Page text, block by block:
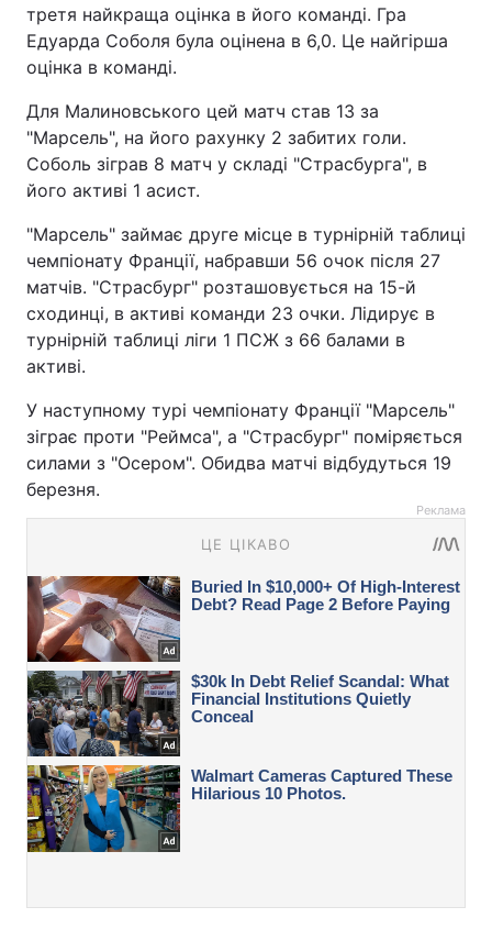
третя найкраща оцінка в його команді. Гра
Едуарда Соболя була оцінена в 6,0. Це найгірша
оцінка в команді.
Для Малиновського цей матч став 13 за
"Марсель", на його рахунку 2 забитих голи.
Соболь зіграв 8 матч у складі "Страсбурга", в
його активі 1 асист.
"Марсель" займає друге місце в турнірній таблиці
чемпіонату Франції, набравши 56 очок після 27
матчів. "Страсбург" розташовується на 15-й
сходинці, в активі команди 23 очки. Лідирує в
турнірній таблиці ліги 1 ПСЖ з 66 балами в
активі.
У наступному турі чемпіонату Франції "Марсель"
зіграє проти "Реймса", а "Страсбург" поміряється
силами з "Осером". Обидва матчі відбудуться 19
березня.
Реклама